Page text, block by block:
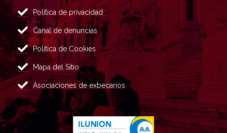
Política de privacidad
Canal de denuncias
Política de Cookies
Mapa del Sitio
Asociaciones de exbecarios